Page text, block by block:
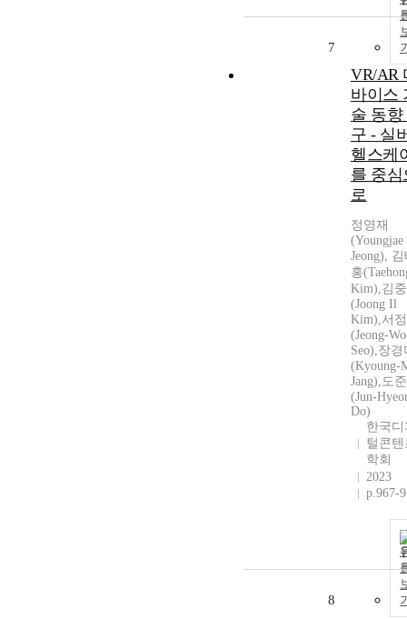
7
VR/AR
바이스
술 동향
구 - 실
헬스케
를 중심
로
정영재
(Youngjae
Jeong),
홍
Kim),김
(Joong Il
Kim),서
(Jeong-
Seo),장경
(Kyoung-
Jang),도
(Jun-
Do)
한국디
털콘텐
학회
2023
p.967-
8